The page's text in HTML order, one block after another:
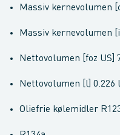
Massiv kernevolumen
Massiv kernevolumen
Nettovolumen [foz US]
Nettovolumen [l] 0.226 l
Oliefrie kølemidler